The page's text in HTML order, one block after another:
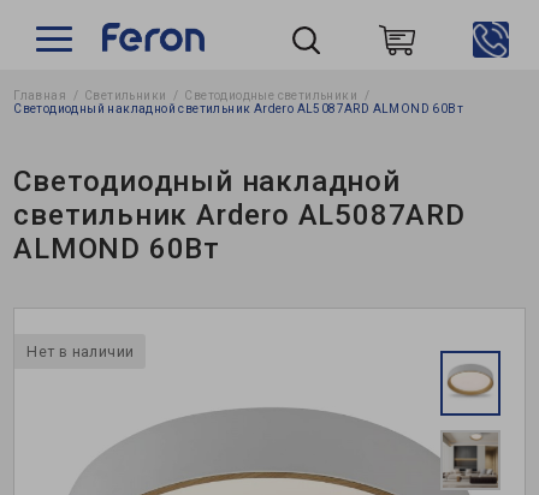
Пошук
Главная Светильники
Светодиодные светильники
Светодиодный накладной светильник Ardero AL5087ARD ALMOND 60Вт
Светодиодный накладной
светильник Ardero AL5087ARD
ALMOND 60Вт
Нет в наличии